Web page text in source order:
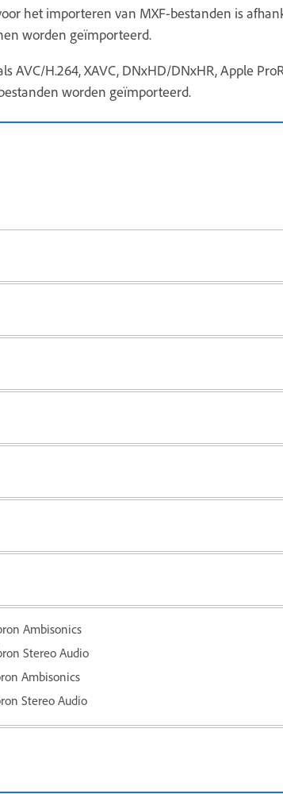
het importeren van MXF-bestanden is
worden geïmporteerd.
AVC/H.264, XAVC, DNxHD/DNxHR, Apple
worden geïmporteerd.
Ambisonics
Stereo Audio
Ambisonics
Stereo Audio